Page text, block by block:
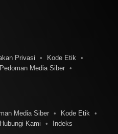
Privasi
Kode Etik
Pedoman Media Siber
Media Siber
Kode Etik
Hubungi Kami Indeks